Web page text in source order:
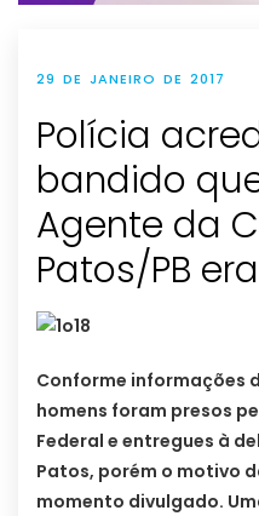
29 DE JANEIRO DE 2017
Polícia
bandido
Agente da
Patos/PB
Conforme informações
homens foram presos
Federal e entregues à
Patos, porém o motivo
momento divulgado.